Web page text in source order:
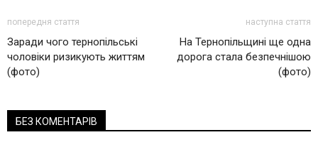
попередня стаття
Заради чого тернопільські
чоловіки ризикують життям
(фото)
наступна стаття
На Тернопільщині ще одна
дорога стала безпечнішою
(фото)
БЕЗ КОМЕНТАРІВ